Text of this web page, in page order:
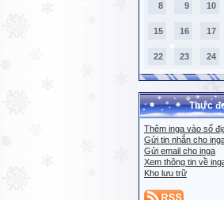
8 9 10
15 16 17
22 23 24
Thực
Thêm inga vào sổ
Gửi tin nhắn cho
Gửi email cho inga
Xem thông tin về
Kho lưu trữ